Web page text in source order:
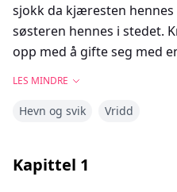
sjokk da kjæresten
søsteren hennes i stedet.
opp med å gifte seg med
Tilbake på jobb, ble
ringere enn hennes
Hazel finne ut hvordan hun
LES MINDRE
Hevn og svik Vridd
Kapittel 1